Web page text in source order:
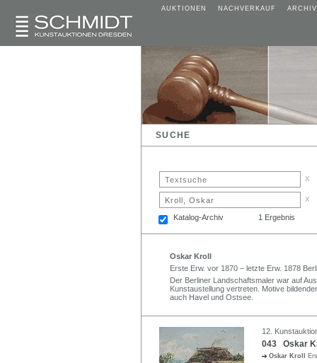
AUKTIONEN NACHVERKAUF ARCHIV
SUCHE
x
x
Katalog-Archiv 1 Ergebnis
Oskar Kroll
Erste Erw. vor 1870 – letzte Erw. 1878
Der Berliner Landschaftsmaler war auf
Kunstaustellung vertreten. Motive
auch Havel und Ostsee.
12.
043 Oskar
Oskar Kroll